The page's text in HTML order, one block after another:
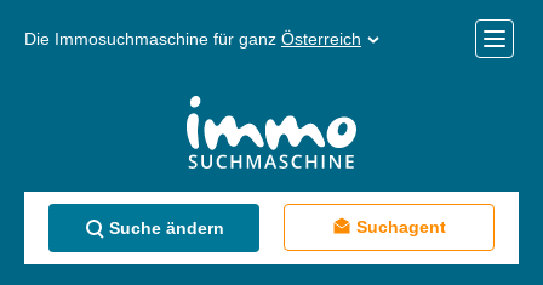
Die Immosuchmaschine für ganz Österreich
Menü
Suche ändern Suchagent